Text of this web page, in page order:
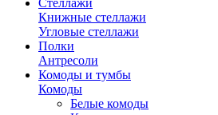
Стеллажи
Книжные стеллажи
Угловые стеллажи
Полки
Антресоли
Комоды и тумбы
Комоды
Белые комоды